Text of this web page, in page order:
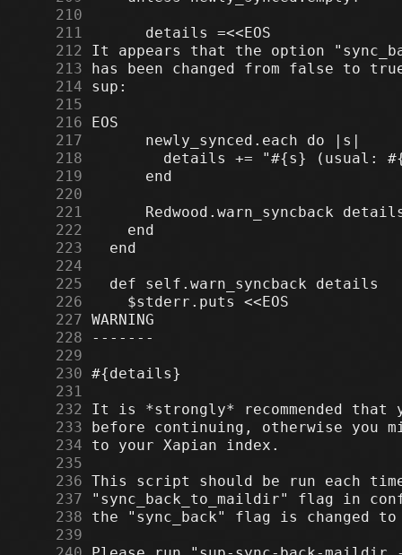
    210
    211
    212
    213
    214
    215
    216
    217
    218
    219
    220
    221
    222
    223
    224
    225
    226
    227
    228
    229
    230
    231
    232
    233
    234
    235
    236
    237
    238
    239